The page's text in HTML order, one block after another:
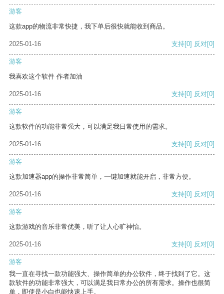
游客
这款app的物流非常快捷，我下单后很快就能收到商品。
2025-01-16 支持[0] 反对[0]
游客
我喜欢这个软件 作者加油
2025-01-16 支持[0] 反对[0]
游客
这款软件的功能非常强大，可以满足我日常使用的需求。
2025-01-16 支持[0] 反对[0]
游客
这款加速器app的操作非常简单，一键加速就能开启，非常方便。
2025-01-16 支持[0] 反对[0]
游客
这款游戏的音乐非常优美，听了让人心旷神怡。
2025-01-16 支持[0] 反对[0]
游客
我一直在寻找一款功能强大、操作简单的办公软件，终于找到了它。这
款软件的功能非常强大，可以满足我日常办公的所有需求。操作也很简
单，即使是小白也能快速上手。